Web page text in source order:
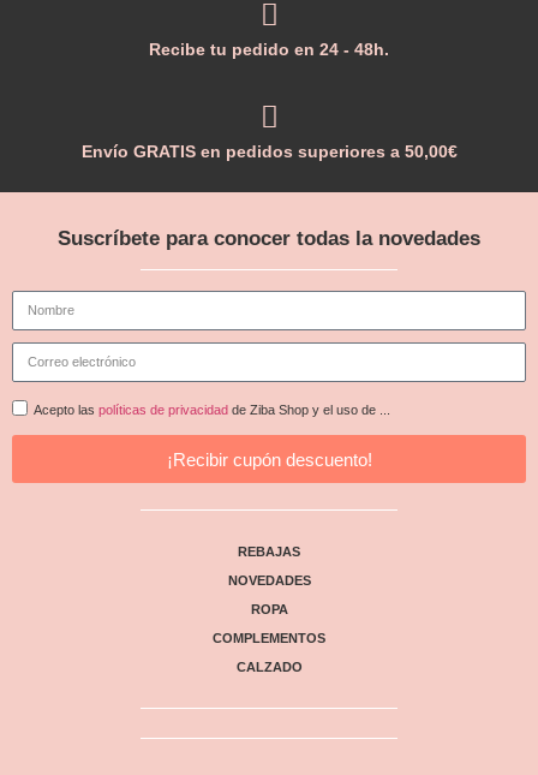
Recibe tu pedido en 24 - 48h.
Envío GRATIS en pedidos superiores a 50,00€
Suscríbete para conocer todas la novedades
Acepto las políticas de privacidad de Ziba Shop y el uso de ...
¡Recibir cupón descuento!
REBAJAS
NOVEDADES
ROPA
COMPLEMENTOS
CALZADO